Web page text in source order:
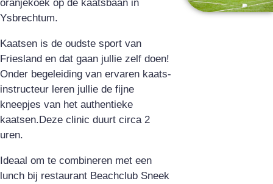
oranjekoek op de kaatsbaan in
Ysbrechtum.
Kaatsen is de oudste sport van
Friesland en dat gaan jullie zelf doen!
Onder begeleiding van ervaren kaats-
instructeur leren jullie de fijne
kneepjes van het authentieke
kaatsen.Deze clinic duurt circa 2
uren.
Ideaal om te combineren met een
lunch bij restaurant Beachclub Sneek